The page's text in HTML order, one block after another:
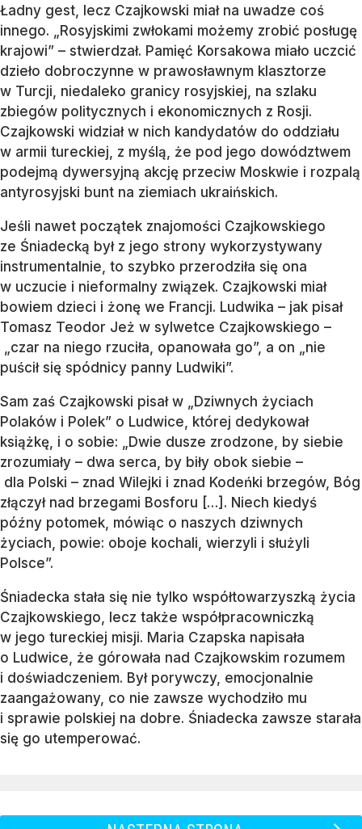
Ładny gest, lecz Czajkowski miał na uwadze coś
innego. „Rosyjskimi zwłokami możemy zrobić posługę
krajowi” – stwierdzał. Pamięć Korsakowa miało uczcić
dzieło dobroczynne w prawosławnym klasztorze
w Turcji, niedaleko granicy rosyjskiej, na szlaku
zbiegów politycznych i ekonomicznych z Rosji.
Czajkowski widział w nich kandydatów do oddziału
w armii tureckiej, z myślą, że pod jego dowództwem
podejmą dywersyjną akcję przeciw Moskwie i rozpalą
antyrosyjski bunt na ziemiach ukraińskich.
Jeśli nawet początek znajomości Czajkowskiego
ze Śniadecką był z jego strony wykorzystywany
instrumentalnie, to szybko przerodziła się ona
w uczucie i nieformalny związek. Czajkowski miał
bowiem dzieci i żonę we Francji. Ludwika – jak pisał
Tomasz Teodor Jeż w sylwetce Czajkowskiego –
„czar na niego rzuciła, opanowała go”, a on „nie
puścił się spódnicy panny Ludwiki”.
Sam zaś Czajkowski pisał w „Dziwnych życiach
Polaków i Polek” o Ludwice, której dedykował
książkę, i o sobie: „Dwie dusze zrodzone, by siebie
zrozumiały – dwa serca, by biły obok siebie –
dla Polski – znad Wilejki i znad Kodeńki brzegów, Bóg
złączył nad brzegami Bosforu […]. Niech kiedyś
późny potomek, mówiąc o naszych dziwnych
życiach, powie: oboje kochali, wierzyli i służyli
Polsce”.
Śniadecka stała się nie tylko współtowarzyszką życia
Czajkowskiego, lecz także współpracowniczką
w jego tureckiej misji. Maria Czapska napisała
o Ludwice, że górowała nad Czajkowskim rozumem
i doświadczeniem. Był porywczy, emocjonalnie
zaangażowany, co nie zawsze wychodziło mu
i sprawie polskiej na dobre. Śniadecka zawsze starała
się go utemperować.